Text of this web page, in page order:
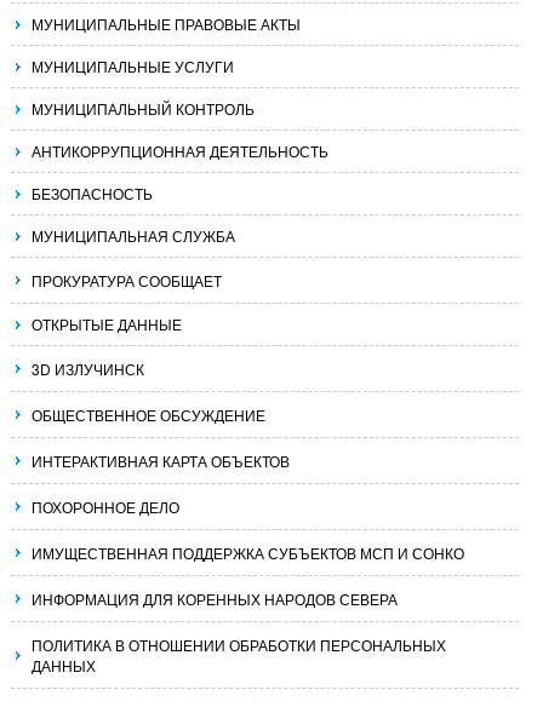
МУНИЦИПАЛЬНЫЕ ПРАВОВЫЕ АКТЫ
МУНИЦИПАЛЬНЫЕ УСЛУГИ
МУНИЦИПАЛЬНЫЙ КОНТРОЛЬ
АНТИКОРРУПЦИОННАЯ ДЕЯТЕЛЬНОСТЬ
БЕЗОПАСНОСТЬ
МУНИЦИПАЛЬНАЯ СЛУЖБА
ПРОКУРАТУРА СООБЩАЕТ
ОТКРЫТЫЕ ДАННЫЕ
3D ИЗЛУЧИНСК
ОБЩЕСТВЕННОЕ ОБСУЖДЕНИЕ
ИНТЕРАКТИВНАЯ КАРТА ОБЪЕКТОВ
ПОХОРОННОЕ ДЕЛО
ИМУЩЕСТВЕННАЯ ПОДДЕРЖКА СУБЪЕКТОВ МСП И СОНКО
ИНФОРМАЦИЯ ДЛЯ КОРЕННЫХ НАРОДОВ СЕВЕРА
ПОЛИТИКА В ОТНОШЕНИИ ОБРАБОТКИ ПЕРСОНАЛЬНЫХ
ДАННЫХ